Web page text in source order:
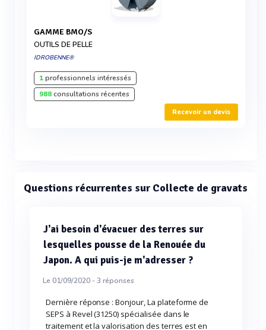
GAMME BMO/S
OUTILS DE PELLE
IDROBENNE®
1professionnels intéressés
988consultations récentes
Recevoir un devis
Questions récurrentes sur Collecte de gravats
J'ai besoin d'évacuer des terres sur
lesquelles pousse de la Renouée du
Japon. A qui puis-je m'adresser ?
Le 01/09/2020 -3 réponses
Dernière réponse : Bonjour, La plateforme de
SEPS à Revel (31250) spécialisée dans le
traitement et la valorisation des terres est en